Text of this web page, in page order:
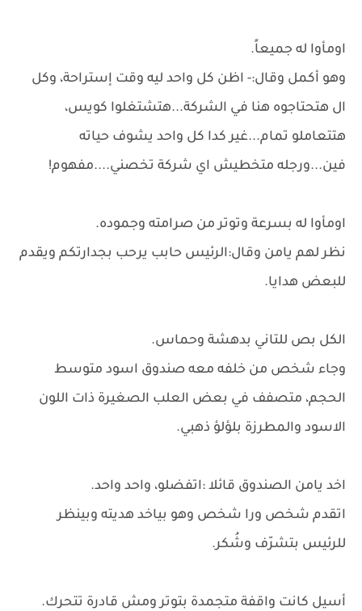
اومأوا له جميعاً.
وهو أكمل وقال:- اظن كل واحد ليه وقت إستراحة، وكل
ال هتحتاجوه هنا في الشركة...هتشتغلوا كويس،
هتتعاملو تمام...غير كدا كل واحد يشوف حياته
فين...ورجله متخطيش اي شركة تخصني....مفهوم!
اومأوا له بسرعة وتوتر من صرامته وجموده.
نظر لهم يامن وقال:الرئيس حابب يرحب بجدارتكم ويقدم
للبعض هدايا.
الكل بص للتاني بدهشة وحماس.
وجاء شخص من خلفه معه صندوق اسود متوسط
الحجم، متصفف في بعض العلب الصغيرة ذات اللون
الاسود والمطرزة بلؤلؤ ذهبي.
اخد يامن الصندوق قائلا :اتفضلو، واحد واحد.
اتقدم شخص ورا شخص وهو بياخد هديته وبينظر
للرئيس بتشرّف وشُكر.
أسيل كانت واقفة متجمدة بتوتر ومش قادرة تتحرك.